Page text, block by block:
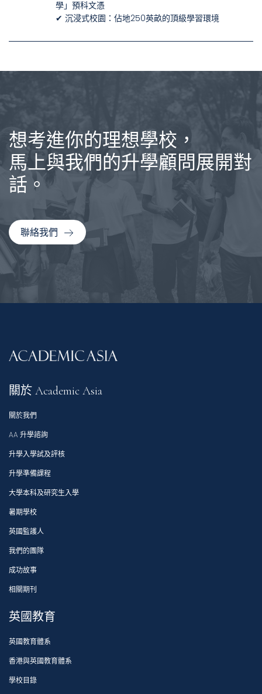
學」預科文憑
✔ 沉浸式校園：佔地250英畝的頂級學習環境
想考進你的理想學校，
馬上與我們的升學顧問展開對
話。
聯絡我們
關於 Academic Asia
關於我們
AA 升學諮詢
升學入學試及評核
升學準備課程
大學本科及研究生入學
暑期學校
英國監護人
我們的團隊
成功故事
相關期刊
英國教育
英國教育體系
香港與英國教育體系
學校目錄